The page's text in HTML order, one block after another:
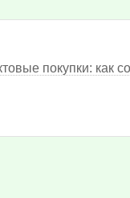
покупки: как